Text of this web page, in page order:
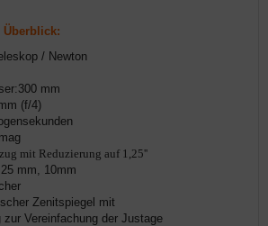
Überblick:
/ Newton
mm
(f/4)
mit Reduzierung auf 1,25''
mm, 10mm
Zenitspiegel mit
zur Vereinfachung der Justage